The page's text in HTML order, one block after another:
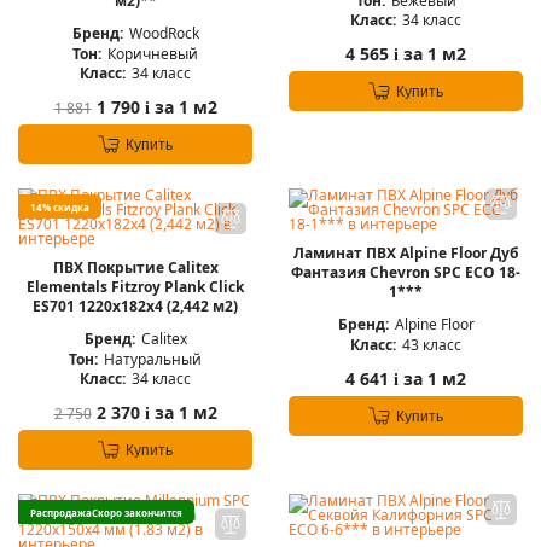
Бренд: WoodRock
Тон: Коричневый
Класс: 34 класс
1 881 1 790 iза 1 м2
Купить
Класс: 34 класс
4 565 i за 1 м2
Купить
14% скидка
ПВХ Покрытие Calitex
Elementals Fitzroy Plank Click
ES701 1220x182x4 (2,442 м2)
Бренд: Calitex
Тон: Натуральный
Класс: 34 класс
2 750 2 370 iза 1 м2
Купить
Ламинат ПВХ Alpine Floor Дуб
Фантазия Chevron SPC ECO 18-
1***
Бренд: Alpine Floor
Класс: 43 класс
4 641 i за 1 м2
Купить
РаспродажаСкоро закончится